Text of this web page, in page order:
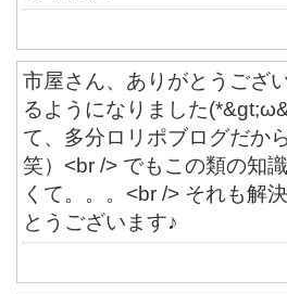
市屋さん、ありがとうござ
るようになりました
て、多分ロリポブログだか
笑）<br /> でもこの類の知
くて。。。<br /> それも解
とうございます♪